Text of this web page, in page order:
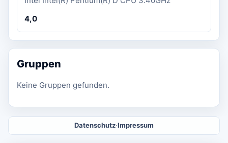
4,0
Gruppen
Keine Gruppen gefunden.
Datenschutz·Impressum